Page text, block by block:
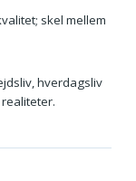
skel mellem
hverdagsliv